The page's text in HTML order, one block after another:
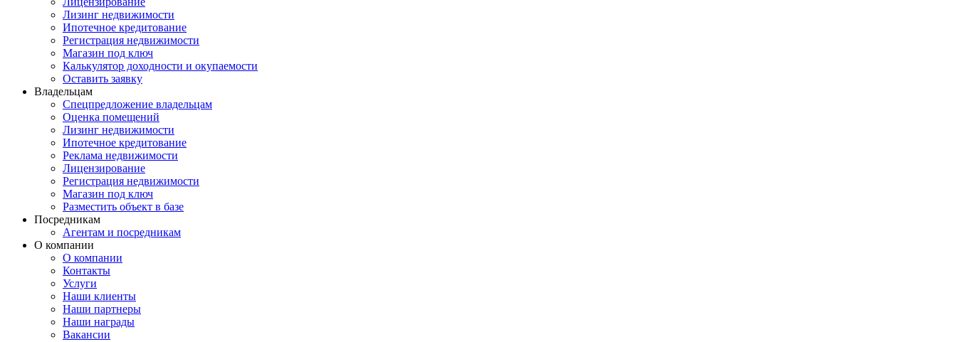
Лизинг недвижимости
Ипотечное кредитование
Регистрация недвижимости
Магазин под ключ
Калькулятор доходности и окупаемости
Оставить заявку
Владельцам
Спецпредложение владельцам
Оценка помещений
Лизинг недвижимости
Ипотечное кредитование
Реклама недвижимости
Лицензирование
Регистрация недвижимости
Магазин под ключ
Разместить объект в базе
Посредникам
Агентам и посредникам
О компании
О компании
Контакты
Услуги
Наши клиенты
Наши партнеры
Наши награды
Вакансии